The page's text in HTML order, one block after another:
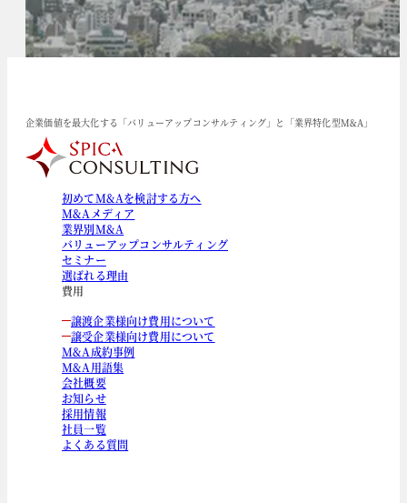
企業価値を最大化する「バリューアップコンサルティング」と「業界特化型M&A」
初めてM&Aを検討する方へ
M&Aメディア
業界別M&A
バリューアップコンサルティング
セミナー
選ばれる理由
費用
譲渡企業様向け費用について
譲受企業様向け費用について
M&A成約事例
M&A用語集
会社概要
お知らせ
採用情報
社員一覧
よくある質問